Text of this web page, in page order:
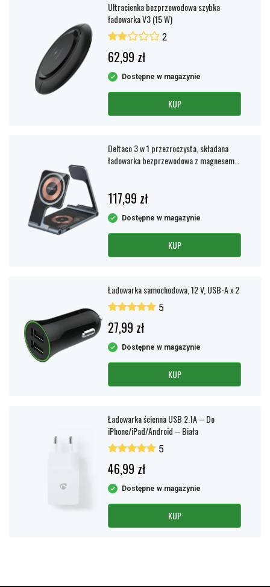
Ultracienka bezprzewodowa szybka
ładowarka V3 (15 W)
2
62,99 zł
Dostępne w magazynie
KUP
Deltaco 3 w 1 przezroczysta, składana
ładowarka bezprzewodowa z magnesem
117,99 zł
Dostępne w magazynie
KUP
Ładowarka samochodowa, 12 V, USB-A x 2
5
27,99 zł
Dostępne w magazynie
KUP
Ładowarka ścienna USB 2.1A – Do
iPhone/iPad/Android – Biała
5
46,99 zł
Dostępne w magazynie
KUP